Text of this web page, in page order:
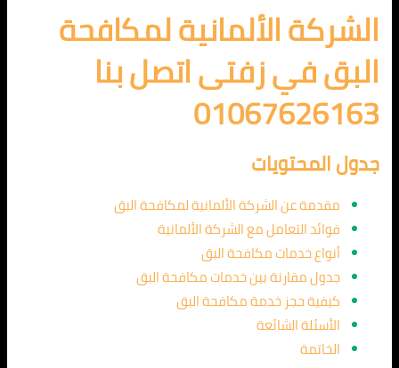
الشركة الألمانية لمكافحة
البق في زفتى اتصل بنا
01067626163
جدول المحتويات
مقدمة عن الشركة الألمانية لمكافحة البق
فوائد التعامل مع الشركة الألمانية
أنواع خدمات مكافحة البق
جدول مقارنة بين خدمات مكافحة البق
كيفية حجز خدمة مكافحة البق
الأسئلة الشائعة
الخاتمة